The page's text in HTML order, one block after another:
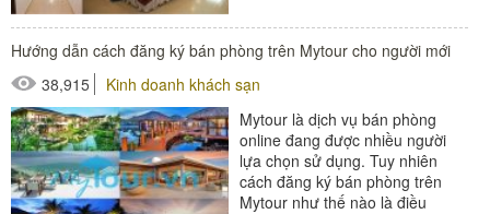
#thiết bị sảnh - ngoại cảnh
Hướng dẫn cách đăng ký bán phòng trên Mytour cho người mới
38,915
Kinh doanh khách sạn
Mytour là dịch vụ bán phòng
online đang được nhiều người
lựa chọn sử dụng. Tuy nhiên
cách đăng ký bán phòng trên
Mytour như thế nào là điều